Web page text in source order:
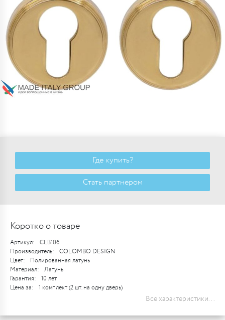
Где купить?
Стать партнером
Коротко о товаре
Артикул:
CLB106
Производитель:
COLOMBO DESIGN
Цвет:
Полированная латунь
Материал:
Латунь
Гарантия:
10 лет
Цена за:
1 комплект (2 шт. на одну дверь)
Все характеристики...